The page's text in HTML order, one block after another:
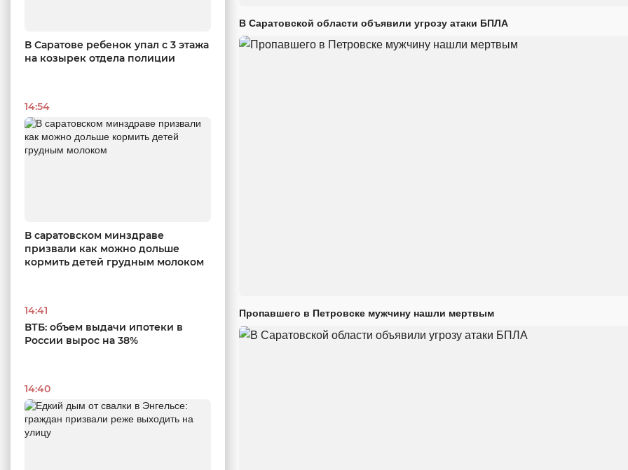
В Саратове ребенок упал с 3 этажа
на козырек отдела полиции
14:54
В саратовском минздраве
призвали как можно дольше
кормить детей грудным молоком
14:41
ВТБ: объем выдачи ипотеки в
России вырос на 38%
14:40
В Саратовской области объявили угрозу атаки БПЛА
Пропавшего в Петровске мужчину нашли мертвым